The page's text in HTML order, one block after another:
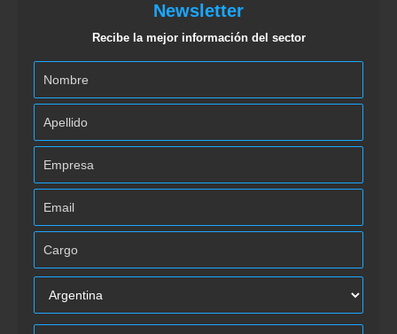
Newsletter
Recibe la mejor información del sector